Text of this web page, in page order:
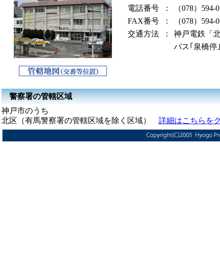
電話番号
：
（078）594-
FAX番号
：
（078）594-
交通方法
：
神戸電鉄「
バス｢泉橋停
警察署の管轄区域
神戸市のうち
北区（有馬警察署の管轄区域を除く区域） 詳細はこちらを